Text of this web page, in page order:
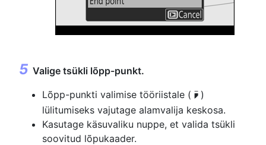
Valige tsükli lõpp-punkt.
Lõpp-punkti valimise tööriistale ( x )
lülitumiseks vajutage alamvalija keskosa.
Kasutage käsuvaliku nuppe, et valida tsükli
soovitud lõpukaader.